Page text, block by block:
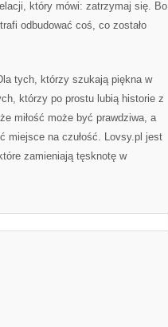
który mówi: zatrzymaj się. Bo
odbudować coś, co zostało
tych, którzy szukają piękna w
którzy po prostu lubią historie z
miłość może być prawdziwa, a
miejsce na czułość. Lovsy.pl jest
zamieniają tęsknotę w